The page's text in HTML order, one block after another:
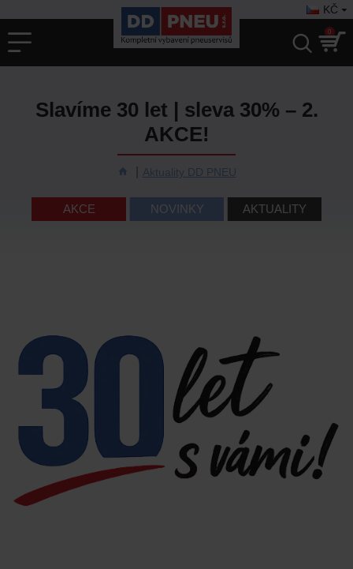
KČ
0
Aktuality DD PNEU
Slavíme 30 let | sleva 30% – 2.
AKCE!
AKCE NOVINKY AKTUALITY